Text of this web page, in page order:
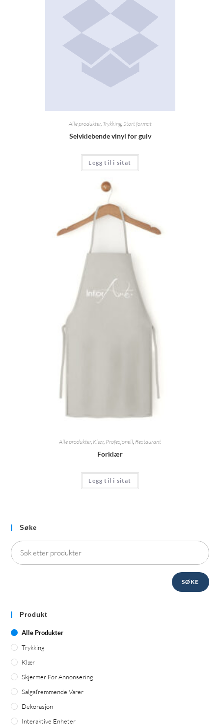
Alle produkter, Trykking, Stort format
Selvklebende vinyl for gulv
Legg til i sitat
Alle produkter, Klær, Profesjonell Restaurant
Forklær
Legg til i sitat
Søke
SØKE
Produkt
Alle Produkter
Trykking
Klær
Skjermer For Annonsering
Salgsfremmende Varer
Dekorasjon
Interaktive Enheter